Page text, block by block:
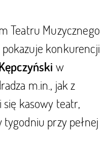
Teatru Muzycznego
konkurencji
w
m.in., jak z
kasowy teatr,
przy pełnej